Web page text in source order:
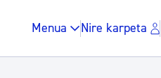
Menua Nire karpeta